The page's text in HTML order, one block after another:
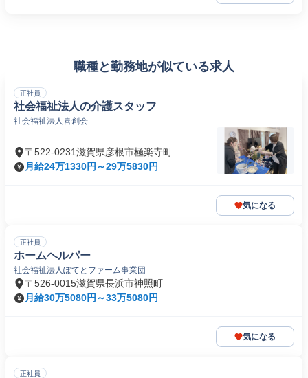
職種と勤務地が似ている求人
正社員
社会福祉法人の介護スタッフ
社会福祉法人喜創会
〒522-0231滋賀県彦根市極楽寺町
月給24万1330円～29万5830円
気になる
正社員
ホームヘルパー
社会福祉法人ぽてとファーム事業団
〒526-0015滋賀県長浜市神照町
月給30万5080円～33万5080円
気になる
正社員